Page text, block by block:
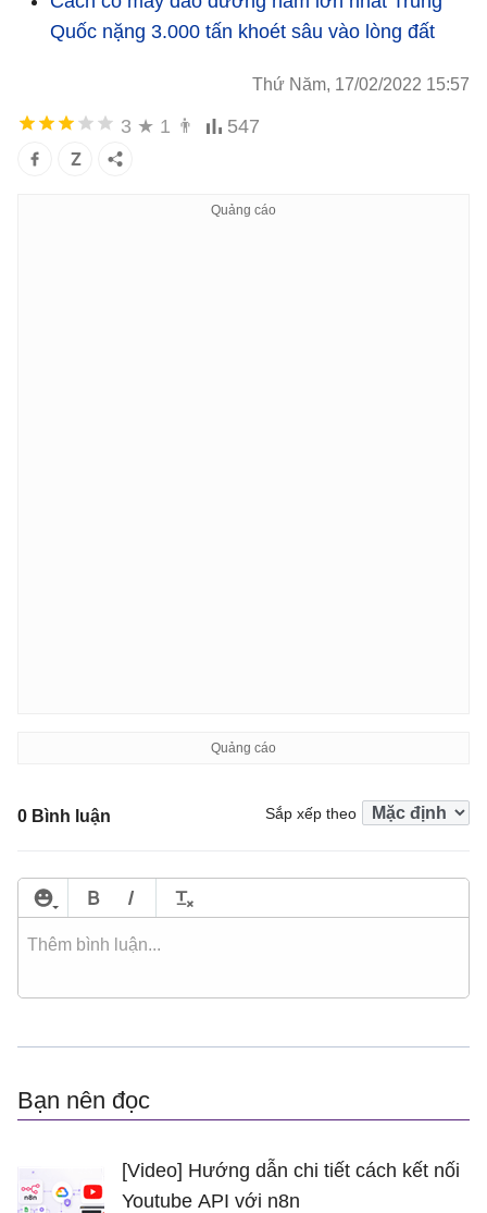
Quốc nặng 3.000 tấn khoét sâu vào lòng đất
Thứ Năm, 17/02/2022 15:57
3 ★ 1 👨 547
0 Bình luận Sắp xếp theo
Bạn nên đọc
[Video] Hướng dẫn chi tiết cách kết nối
Youtube API với n8n